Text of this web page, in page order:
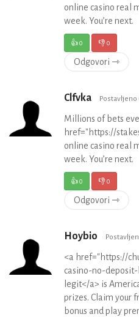
online casino real
week. You’re next.
👍0 👎0
Odgovori ⇾
Clfvka Postavljeno
Millions of bets
href="https://
online casino real
week. You’re next.
👍0 👎0
Odgovori ⇾
Hoybio
<a href="https://
casino-no-
legit</a> is
prizes. Claim your
bonus and play